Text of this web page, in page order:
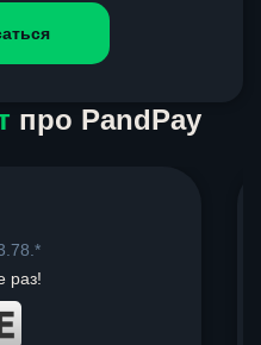
про PandPay
раз!